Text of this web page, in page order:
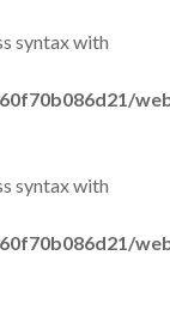
syntax with
syntax with